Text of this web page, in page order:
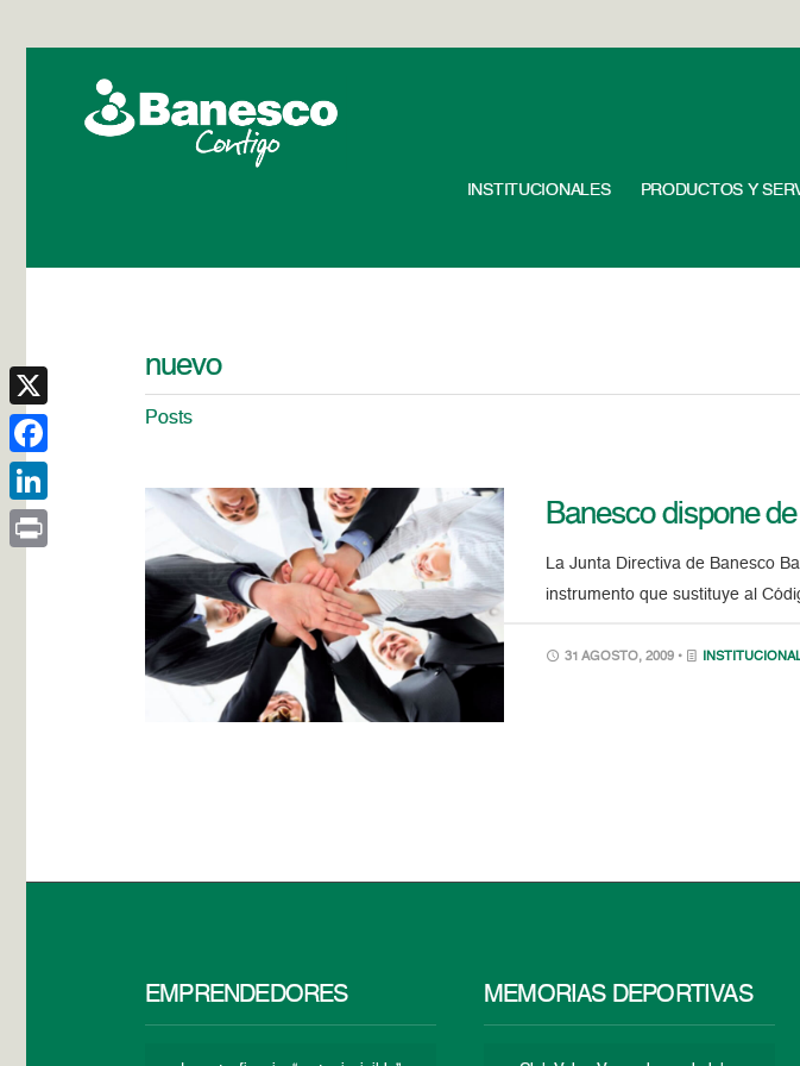
INSTITUCIONALES PRODUCTOS Y
nuevo
Posts
Banesco dispone
La Junta Directiva de Banesco
instrumento que sustituye al
31 AGOSTO, 2009 •
EMPRENDEDORES MEMORIAS DEPORTIVAS
X
Facebook
LinkedIn